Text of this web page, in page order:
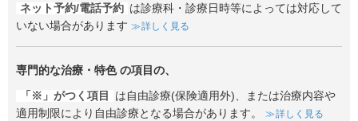
ネット予約/電話予約 は診療科・診療日時等によっては対応して
いない場合があります
詳しく見る
専門的な治療・特色の項目の、
「※」がつく項目
は自由診療(保険適用外)、または治療内容や
適用制限により自由診療となる場合があります。
詳しく見る